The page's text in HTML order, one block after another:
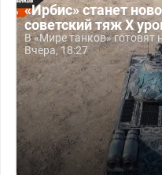
«Ирбис» станет
советский тяж X
В «Мире танков» готовят
Вчера, 18:27